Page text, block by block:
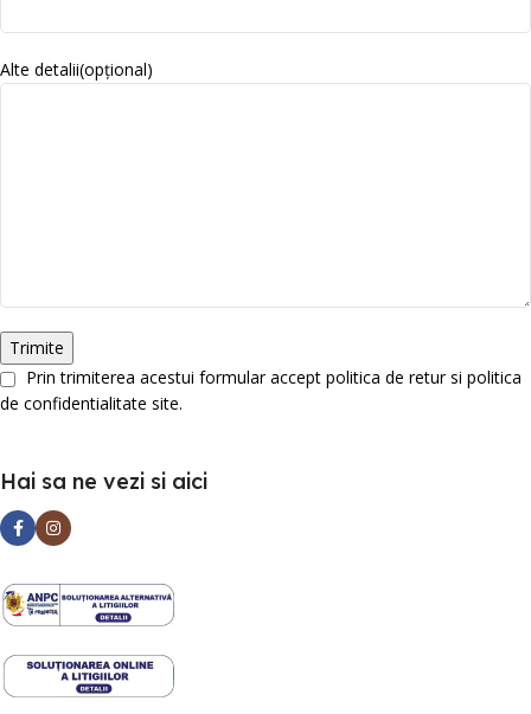
Alte detalii(opțional)
Prin trimiterea acestui formular accept politica de retur si politica
de confidentialitate site.
Hai sa ne vezi si aici